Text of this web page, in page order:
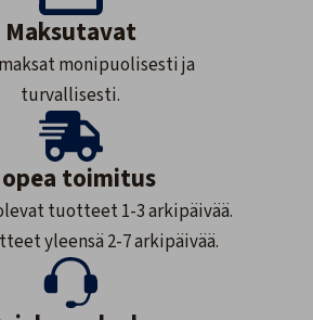
Maksutavat
monipuolisesti ja
turvallisesti.
toimitus
tuotteet 1-3 arkipäivää.
yleensä 2-7 arkipäivää.